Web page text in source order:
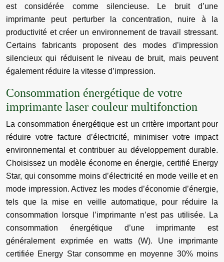
est considérée comme silencieuse. Le bruit d’une
imprimante peut perturber la concentration, nuire à la
productivité et créer un environnement de travail stressant.
Certains fabricants proposent des modes d’impression
silencieux qui réduisent le niveau de bruit, mais peuvent
également réduire la vitesse d’impression.
Consommation énergétique de votre
imprimante laser couleur multifonction
La consommation énergétique est un critère important pour
réduire votre facture d’électricité, minimiser votre impact
environnemental et contribuer au développement durable.
Choisissez un modèle économe en énergie, certifié Energy
Star, qui consomme moins d’électricité en mode veille et en
mode impression. Activez les modes d’économie d’énergie,
tels que la mise en veille automatique, pour réduire la
consommation lorsque l’imprimante n’est pas utilisée. La
consommation énergétique d’une imprimante est
généralement exprimée en watts (W). Une imprimante
certifiée Energy Star consomme en moyenne 30% moins